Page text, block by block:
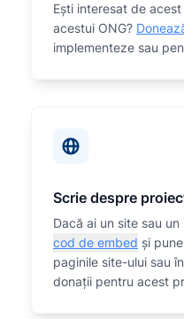
Eşti interesat de
acestui ONG?
implementeze sau
Scrie despre
Dacă ai un site sau
cod de embed și
paginile site-ului sau
donații pentru acest